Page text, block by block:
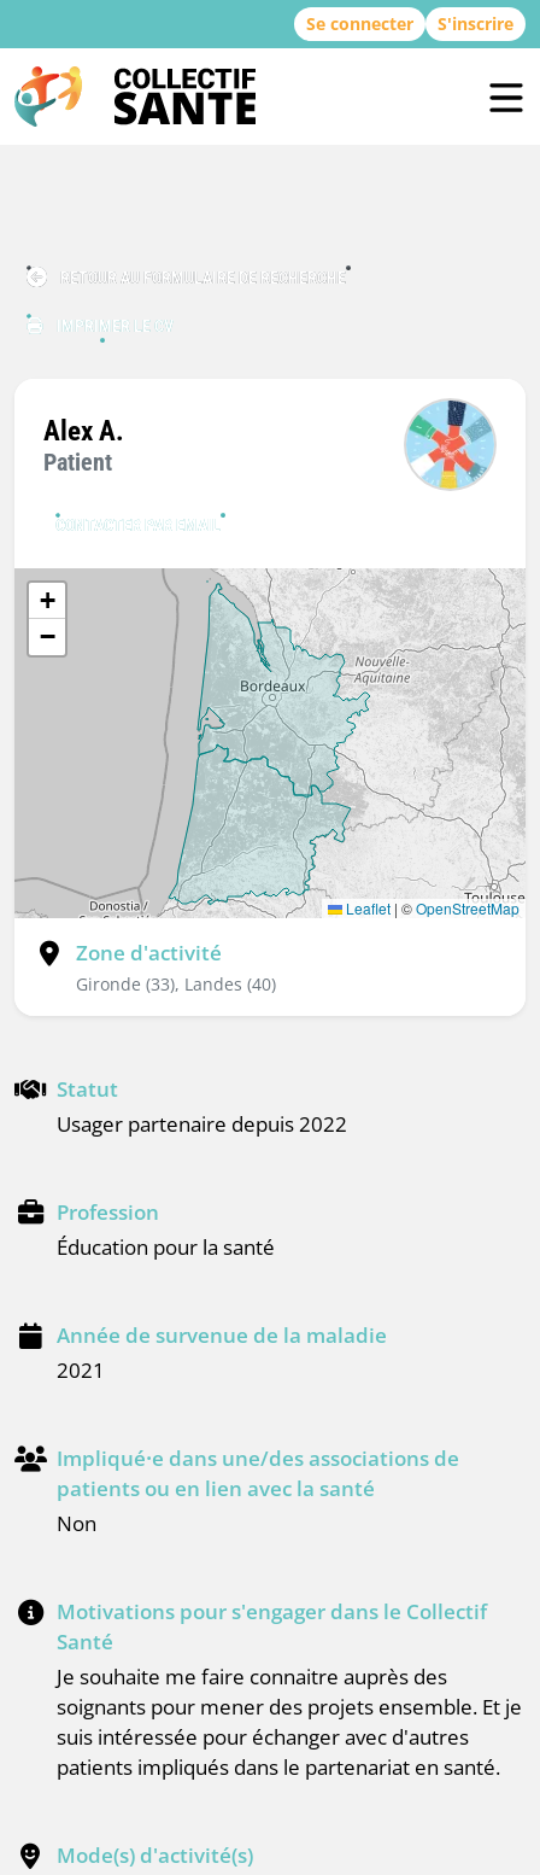
Se connecter S'inscrire
RETOUR AU FORMULAIRE DE RECHERCHE
IMPRIMER LE CV
Alex A.
Patient
CONTACTER PAR EMAIL
+
−
Leaflet | ©OpenStreetMap
Zone d'activité
Gironde (33), Landes (40)
Statut
Usager partenaire depuis 2022
Profession
éducation pour la santé
Année de survenue de la maladie
2021
Impliqué⸱e dans une/des associations de
patients ou en lien avec la santé
Non
Motivations pour s'engager dans le Collectif
Santé
Je souhaite me faire connaitre auprès des
soignants pour mener des projets ensemble. Et je
suis intéressée pour échanger avec d'autres
patients impliqués dans le partenariat en santé.
Mode(s) d'activité(s)